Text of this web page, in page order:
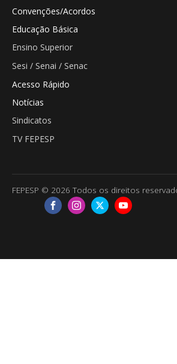
Convenções/Acordos
Educação Básica
Ensino Superior
Sesi / Senai / Senac
Acesso Rápido
Notícias
Sindicatos
TV FEPESP
FEPESP © 2026 Todos os direitos